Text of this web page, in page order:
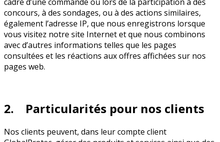
cadre d’une commande ou lors de la participation à des
concours, à des sondages, ou à des actions similaires,
également l’adresse IP, que nous enregistrons lorsque
vous visitez notre site Internet et que nous combinons
avec d’autres informations telles que les pages
consultées et les réactions aux offres affichées sur nos
pages web.
2. Particularités pour nos clients
Nos clients peuvent, dans leur compte client